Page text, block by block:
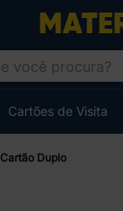
Cartões de Visita
Cartão Duplo